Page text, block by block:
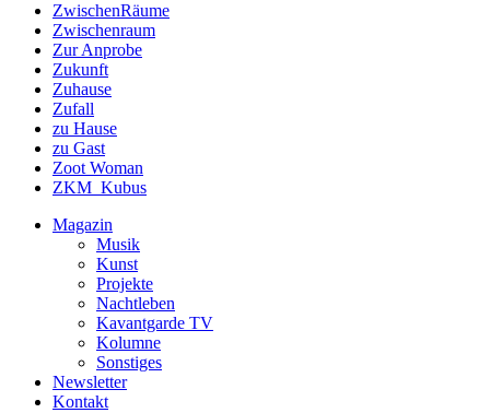
ZwischenRäume
Zwischenraum
Zur Anprobe
Zukunft
Zuhause
Zufall
zu Hause
zu Gast
Zoot Woman
ZKM_Kubus
Magazin
Musik
Kunst
Projekte
Nachtleben
Kavantgarde TV
Kolumne
Sonstiges
Newsletter
Kontakt